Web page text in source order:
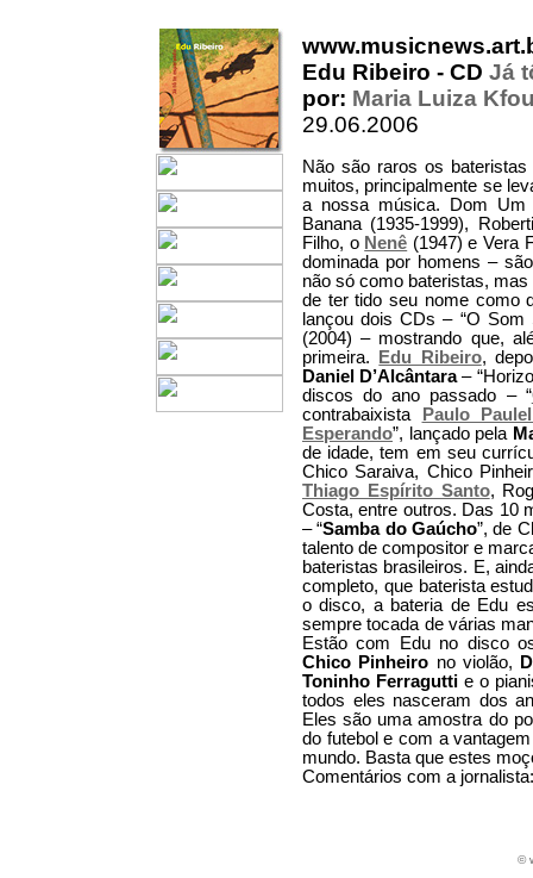
Edu Ribeiro - CD Já
por: Maria Luiza
29.06.2006
Não são raros os
muitos, principalmente se
a nossa música. Dom Um
Banana (1935-1999),
Filho, o Nenê (1947) e Vera
dominada por homens –
não só como bateristas,
de ter tido seu nome como
lançou dois CDs – “O Som
(2004) – mostrando que,
primeira.
Edu Ribeiro,
Daniel D’Alcântara–
discos do ano passado – “
contrabaixista
Paulo
Esperando”, lançado pela
de idade, tem em seu
Chico Saraiva, Chico
Thiago Espírito Santo,
Costa, entre outros. Das 10
– “Samba do Gaúcho”, de
talento de compositor e
bateristas brasileiros. E,
completo, que baterista
o disco, a bateria de Edu
sempre tocada de várias
Estão com Edu no disco
Chico Pinheiro no violão,
Toninho Ferragutti e o
todos eles nasceram dos
Eles são uma amostra do
do futebol e com a
mundo. Basta que estes
Comentários com a
©